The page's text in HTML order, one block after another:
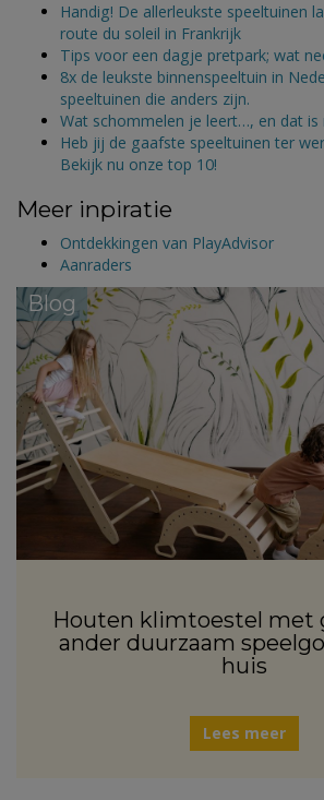
Handig! De allerleukste speeltuinen
route du soleil in Frankrijk
Tips voor een dagje pretpark; wat
8x de leukste binnenspeeltuin in
speeltuinen die anders zijn.
Wat schommelen je leert…, en dat is
Heb jij de gaafste speeltuinen ter
Bekijk nu onze top 10!
Meer inpiratie
Ontdekkingen van PlayAdvisor
Aanraders
Blog
Houten klimtoestel met
ander duurzaam
huis
Lees meer